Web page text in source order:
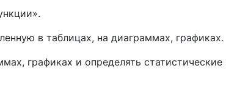
в таблицах, на диаграммах, графиках.
графиках и определять статистические